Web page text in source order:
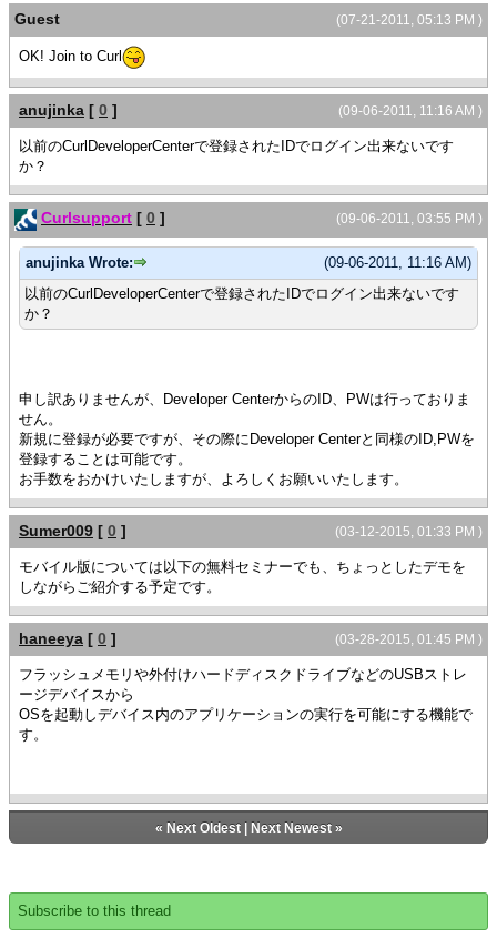
(07-21-2011, 05:13 PM )
Guest
OK! Join to Curl
(09-06-2011, 11:16 AM )
anujinka [ 0 ]
以前のCurlDeveloperCenterで登録されたIDでログイン出来ないです
か？
(09-06-2011, 03:55 PM )
Curlsupport [ 0 ]
(09-06-2011, 11:16 AM)
anujinka Wrote:
以前のCurlDeveloperCenterで登録されたIDでログイン出来ないです
か？
申し訳ありませんが、Developer CenterからのID、PWは行っておりま
せん。
新規に登録が必要ですが、その際にDeveloper Centerと同様のID,PWを
登録することは可能です。
お手数をおかけいたしますが、よろしくお願いいたします。
(03-12-2015, 01:33 PM )
Sumer009 [ 0 ]
モバイル版については以下の無料セミナーでも、ちょっとしたデモを
しながらご紹介する予定です。
(03-28-2015, 01:45 PM )
haneeya [ 0 ]
フラッシュメモリや外付けハードディスクドライブなどのUSBストレ
ージデバイスから
OSを起動しデバイス内のアプリケーションの実行を可能にする機能で
す。
« Next Oldest| Next Newest»
Subscribe to this thread